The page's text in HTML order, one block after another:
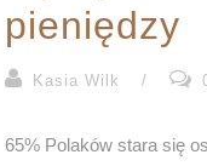
pieniędzy
Kasia Wilk /
65% Polaków stara się